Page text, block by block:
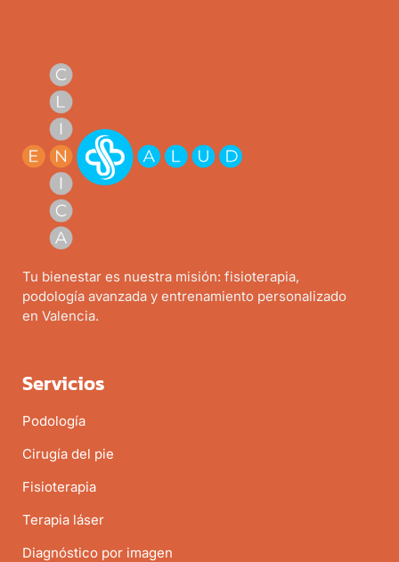
Tu bienestar es nuestra misión: fisioterapia,
podología avanzada y entrenamiento personalizado
en Valencia.
Servicios
Podología
Cirugía del pie
Fisioterapia
Terapia láser
Diagnóstico por imagen